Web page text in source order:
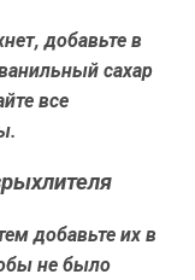
добавьте в
сахар
все
добавьте их в
не было